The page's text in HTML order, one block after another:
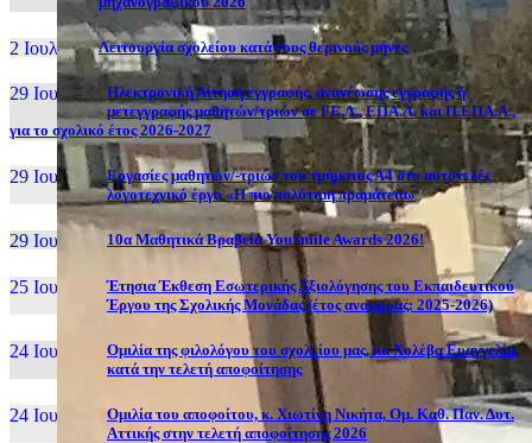
2 Ιουλ, 26 Λειτουργία σχολείου κατά τους θερινούς μήνες
29 Ιουν, 26
Ηλεκτρονική Αίτηση εγγραφής, ανανέωσης εγγραφής ή
μετεγγραφής μαθητών/τριών σε ΓΕ.Λ., ΕΠΑ.Λ. και Π.ΕΠΑ.Λ.,
για το σχολικό έτος 2026-2027
29 Ιουν, 26
Εργασίες μαθητών/-τριών του τμήματος Α4 στο αυτοτελές
λογοτεχνικό έργο «Η πιο πολύτιμη πραμάτεια»
29 Ιουν, 26 10α Μαθητικά Βραβεία YouSmile Awards 2026!
25 Ιουν, 26
Έτησια Έκθεση Εσωτερικής Αξιολόγησης του Εκπαιδευτικού
Έργου της Σχολικής Μονάδας (έτος αναφοράς: 2025-2026)
24 Ιουν, 26
Ομιλία της φιλολόγου του σχολείου μας, κα Χολέβα Ευαγγελία,
κατά την τελετή αποφοίτησης
24 Ιουν, 26
Ομιλία του αποφοίτου, κ. Χιωτίνη Νικήτα, Ομ. Καθ. Παν. Δυτ.
Αττικής στην τελετή αποφοίτησης 2026